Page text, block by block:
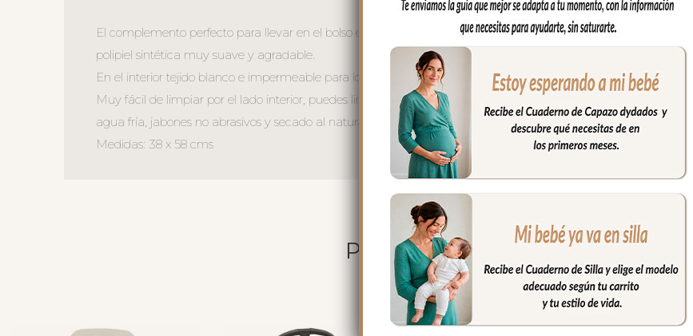
El complemento perfecto para llevar en el bolso en los paseos y salidas con tu bebé. Cambiador en tejido
polipiel sintética muy suave y agradable.
En el interior tejido blanco e impermeable para los posibles escapes del bebé.
Muy fácil de limpiar por el lado interior, puedes limpiar con paño húmedo y cuando necesites puedes lavar en
agua fría, jabones no abrasivos y secado al natural.
Medidas: 38 x 58 cms
PRODUCTOS